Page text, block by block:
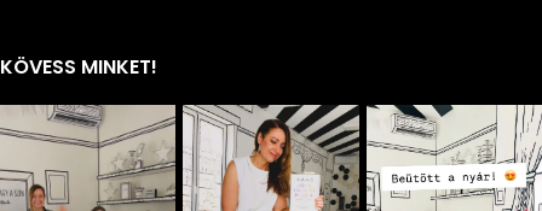
KÖVESS MINKET!